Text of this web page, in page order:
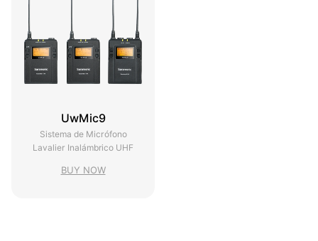
UwMic9
Sistema de Micrófono
Lavalier Inalámbrico UHF
BUY NOW